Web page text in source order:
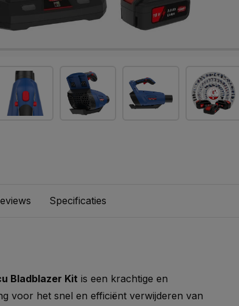
Specificaties
Bladblazer Kit is een krachtige en
voor het snel en efficiënt verwijderen van